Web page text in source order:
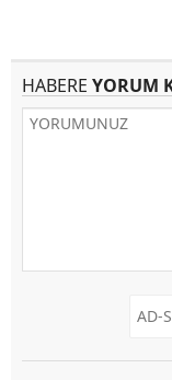
HABERE YORUM